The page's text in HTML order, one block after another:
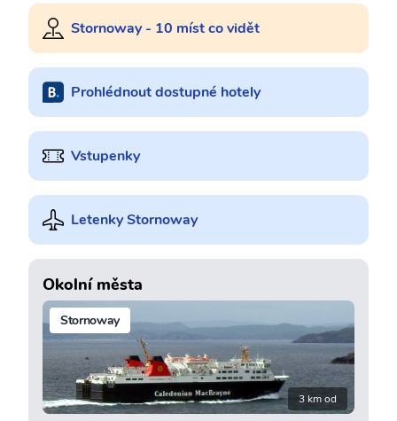
Stornoway - 10 míst co vidět
Prohlédnout dostupné hotely
Vstupenky
Letenky Stornoway
Okolní města
Stornoway
3 km od